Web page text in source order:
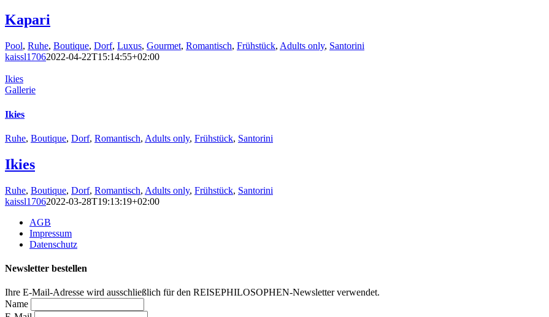
Kapari
Pool, Ruhe, Boutique, Dorf, Luxus, Gourmet, Romantisch, Frühstück, Adults only, Santorini
kaissl17062022-04-22T15:14:55+02:00
Ikies
Gallerie
Ikies
Ruhe, Boutique, Dorf, Romantisch, Adults only, Frühstück, Santorini
Ikies
Ruhe, Boutique, Dorf, Romantisch, Adults only, Frühstück, Santorini
kaissl17062022-03-28T19:13:19+02:00
AGB
Impressum
Datenschutz
Newsletter bestellen
Ihre E-Mail-Adresse wird ausschließlich für den REISEPHILOSOPHEN-Newsletter verwendet.
Name